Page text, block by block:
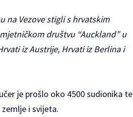
na Vezove stigli s hrvatskim
društvu “Auckland” u
iz Austrije, Hrvati iz Berlina i
je prošlo oko 4500 sudionika te
i svijeta.